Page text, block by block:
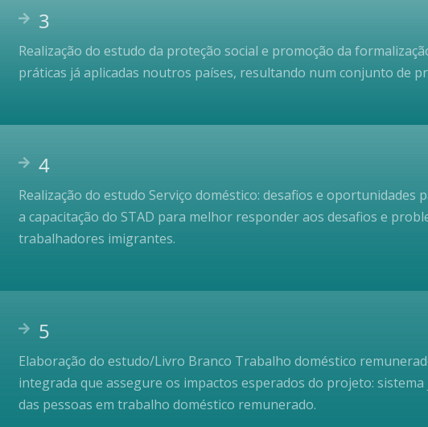
3
Realização do estudo da proteção social e promoção da
práticas já aplicadas noutros países, resultando num conjunto de
4
Realização do estudo Serviço doméstico: desafios e
a capacitação do STAD para melhor responder aos desafios e
trabalhadores imigrantes.
5
Elaboração do estudo/Livro Branco Trabalho doméstico
integrada que assegure os impactos esperados do projeto:
das pessoas em trabalho doméstico remunerado.